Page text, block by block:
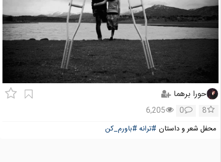
حورا برهما
8
0
6,205
محفل شعر و داستان #ترانه #باورم_کن